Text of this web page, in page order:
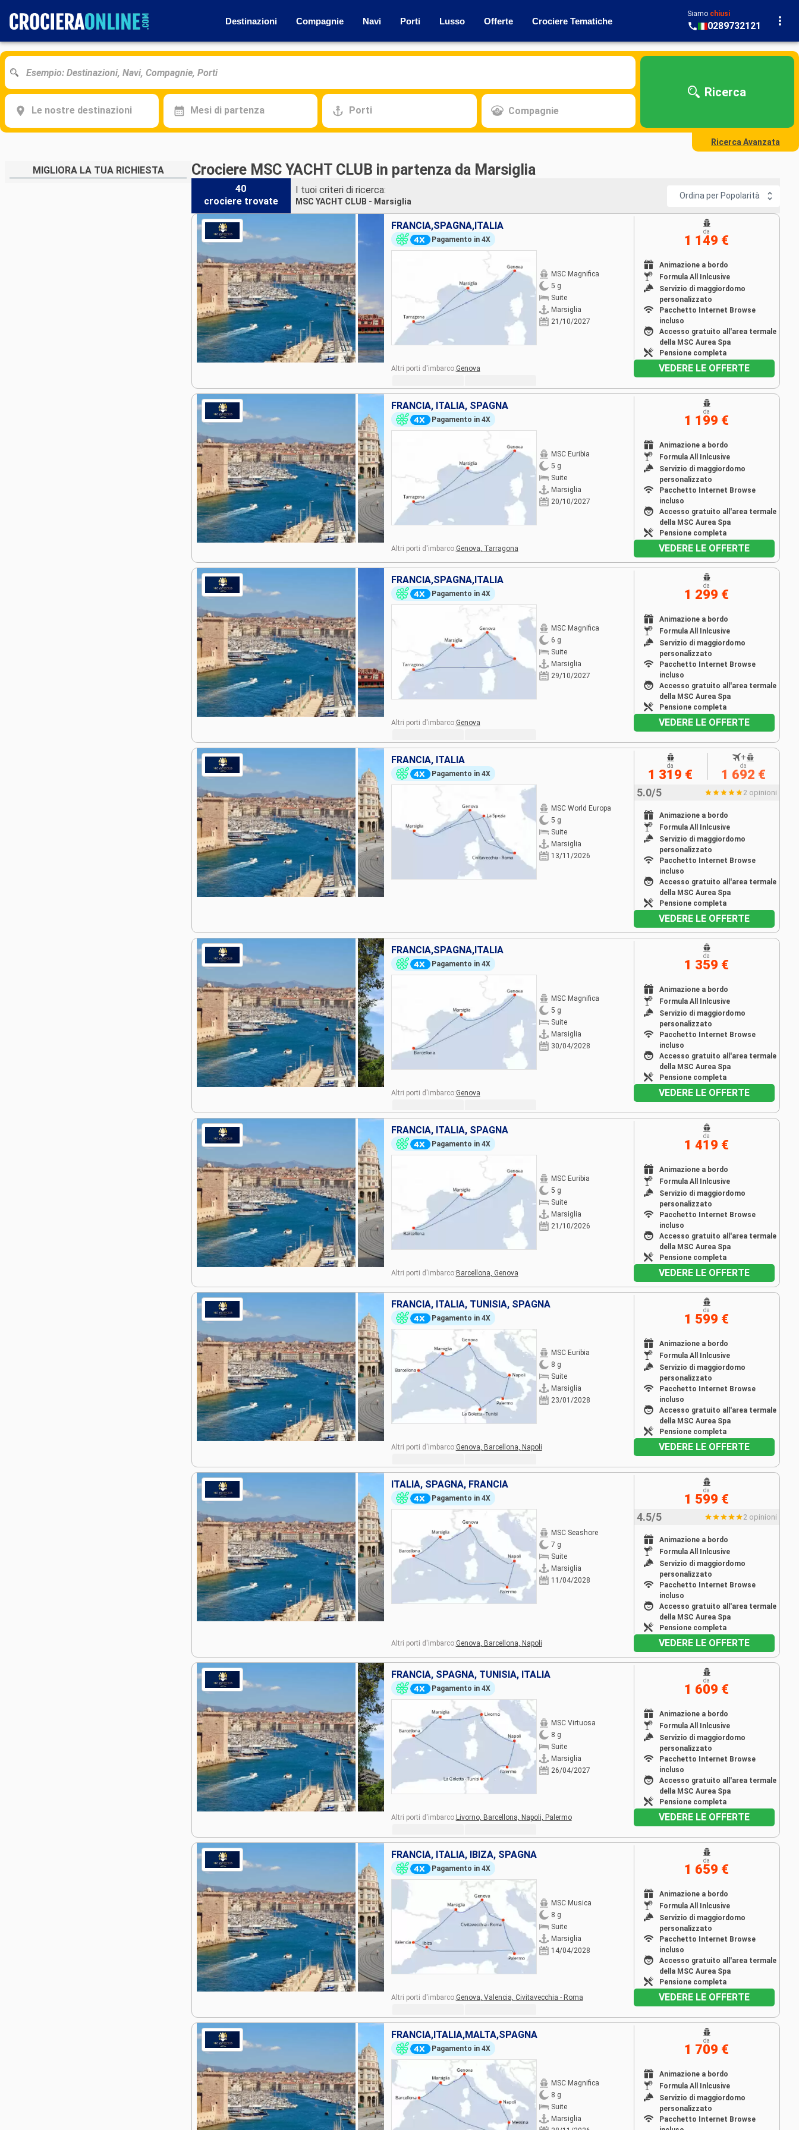
Destinazioni Compagnie Navi Porti Lusso Offerte Crociere Tematiche
Siamo chiusi
0289732121
Le nostre destinazioni Mesi di partenza Porti Compagnie
Ricerca
Ricerca Avanzata
MIGLIORA LA TUA RICHIESTA Crociere MSC YACHT CLUB in partenza da Marsiglia
40
crociere trovate
I tuoi criteri di ricerca:
MSC YACHT CLUB - Marsiglia
Ordina per Popolarità
FRANCIA,SPAGNA,ITALIA
Pagamento in 4X
MSC Magnifica
5 g
Suite
Marsiglia
21/10/2027
Animazione a bordo
Formula All Inlcusive
Servizio di maggiordomo
personalizzato
Pacchetto Internet Browse
incluso
Accesso gratuito all'area termale
della MSC Aurea Spa
Pensione completa
da
1 149 €
Altri porti d'imbarco:Genova VEDERE LE OFFERTE
FRANCIA, ITALIA, SPAGNA
Pagamento in 4X
MSC Euribia
5 g
Suite
Marsiglia
20/10/2027
Animazione a bordo
Formula All Inlcusive
Servizio di maggiordomo
personalizzato
Pacchetto Internet Browse
incluso
Accesso gratuito all'area termale
della MSC Aurea Spa
Pensione completa
da
1 199 €
Altri porti d'imbarco:Genova, Tarragona VEDERE LE OFFERTE
FRANCIA,SPAGNA,ITALIA
Pagamento in 4X
MSC Magnifica
6 g
Suite
Marsiglia
29/10/2027
Animazione a bordo
Formula All Inlcusive
Servizio di maggiordomo
personalizzato
Pacchetto Internet Browse
incluso
Accesso gratuito all'area termale
della MSC Aurea Spa
Pensione completa
da
1 299 €
Altri porti d'imbarco:Genova VEDERE LE OFFERTE
FRANCIA, ITALIA
Pagamento in 4X
MSC World Europa
5 g
Suite
Marsiglia
13/11/2026
5.0/5 2 opinioni
Animazione a bordo
Formula All Inlcusive
Servizio di maggiordomo
personalizzato
Pacchetto Internet Browse
incluso
Accesso gratuito all'area termale
della MSC Aurea Spa
Pensione completa
da
1 319 €
+
da
1 692 €
VEDERE LE OFFERTE
FRANCIA,SPAGNA,ITALIA
Pagamento in 4X
MSC Magnifica
5 g
Suite
Marsiglia
30/04/2028
Animazione a bordo
Formula All Inlcusive
Servizio di maggiordomo
personalizzato
Pacchetto Internet Browse
incluso
Accesso gratuito all'area termale
della MSC Aurea Spa
Pensione completa
da
1 359 €
Altri porti d'imbarco:Genova VEDERE LE OFFERTE
FRANCIA, ITALIA, SPAGNA
Pagamento in 4X
MSC Euribia
5 g
Suite
Marsiglia
21/10/2026
Animazione a bordo
Formula All Inlcusive
Servizio di maggiordomo
personalizzato
Pacchetto Internet Browse
incluso
Accesso gratuito all'area termale
della MSC Aurea Spa
Pensione completa
da
1 419 €
Altri porti d'imbarco: Barcellona, Genova VEDERE LE OFFERTE
FRANCIA, ITALIA, TUNISIA, SPAGNA
Pagamento in 4X
MSC Euribia
8 g
Suite
Marsiglia
23/01/2028
Animazione a bordo
Formula All Inlcusive
Servizio di maggiordomo
personalizzato
Pacchetto Internet Browse
incluso
Accesso gratuito all'area termale
della MSC Aurea Spa
Pensione completa
da
1 599 €
Altri porti d'imbarco:Genova, Barcellona, Napoli VEDERE LE OFFERTE
ITALIA, SPAGNA, FRANCIA
Pagamento in 4X
MSC Seashore
7 g
Suite
Marsiglia
11/04/2028
4.5/5 2 opinioni
Animazione a bordo
Formula All Inlcusive
Servizio di maggiordomo
personalizzato
Pacchetto Internet Browse
incluso
Accesso gratuito all'area termale
della MSC Aurea Spa
Pensione completa
da
1 599 €
Altri porti d'imbarco:Genova, Barcellona, Napoli VEDERE LE OFFERTE
FRANCIA, SPAGNA, TUNISIA, ITALIA
Pagamento in 4X
MSC Virtuosa
8 g
Suite
Marsiglia
26/04/2027
Animazione a bordo
Formula All Inlcusive
Servizio di maggiordomo
personalizzato
Pacchetto Internet Browse
incluso
Accesso gratuito all'area termale
della MSC Aurea Spa
Pensione completa
da
1 609 €
Altri porti d'imbarco: Livorno, Barcellona, Napoli, Palermo VEDERE LE OFFERTE
FRANCIA, ITALIA, IBIZA, SPAGNA
Pagamento in 4X
MSC Musica
8 g
Suite
Marsiglia
14/04/2028
Animazione a bordo
Formula All Inlcusive
Servizio di maggiordomo
personalizzato
Pacchetto Internet Browse
incluso
Accesso gratuito all'area termale
della MSC Aurea Spa
Pensione completa
da
1 659 €
Altri porti d'imbarco:Genova, Valencia, Civitavecchia - Roma VEDERE LE OFFERTE
FRANCIA,ITALIA,MALTA,SPAGNA
Pagamento in 4X
MSC Magnifica
8 g
Suite
Marsiglia
Animazione a bordo
Formula All Inlcusive
Servizio di maggiordomo
personalizzato
Pacchetto Internet Browse
da
1 709 €